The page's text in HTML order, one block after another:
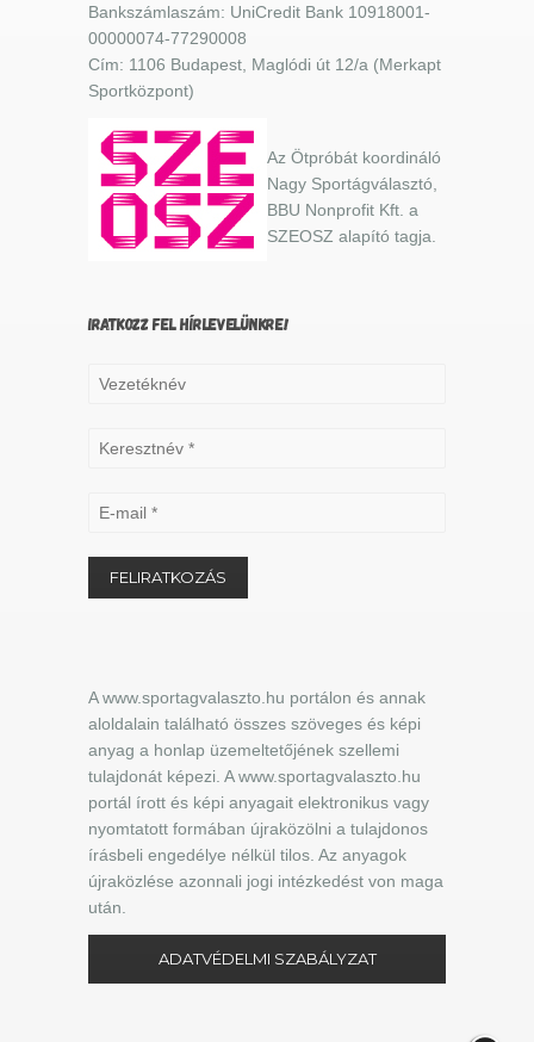
Bankszámlaszám: UniCredit Bank 10918001-
00000074-77290008
Cím: 1106 Budapest, Maglódi út 12/a (Merkapt
Sportközpont)
Az Ötpróbát koordináló
Nagy Sportágválasztó,
BBU Nonprofit Kft. a
SZEOSZ alapító tagja.
IRATKOZZ FEL HÍRLEVELÜNKRE!
A www.sportagvalaszto.hu portálon és annak
aloldalain található összes szöveges és képi
anyag a honlap üzemeltetőjének szellemi
tulajdonát képezi. A www.sportagvalaszto.hu
portál írott és képi anyagait elektronikus vagy
nyomtatott formában újraközölni a tulajdonos
írásbeli engedélye nélkül tilos. Az anyagok
újraközlése azonnali jogi intézkedést von maga
után.
ADATVÉDELMI SZABÁLYZAT